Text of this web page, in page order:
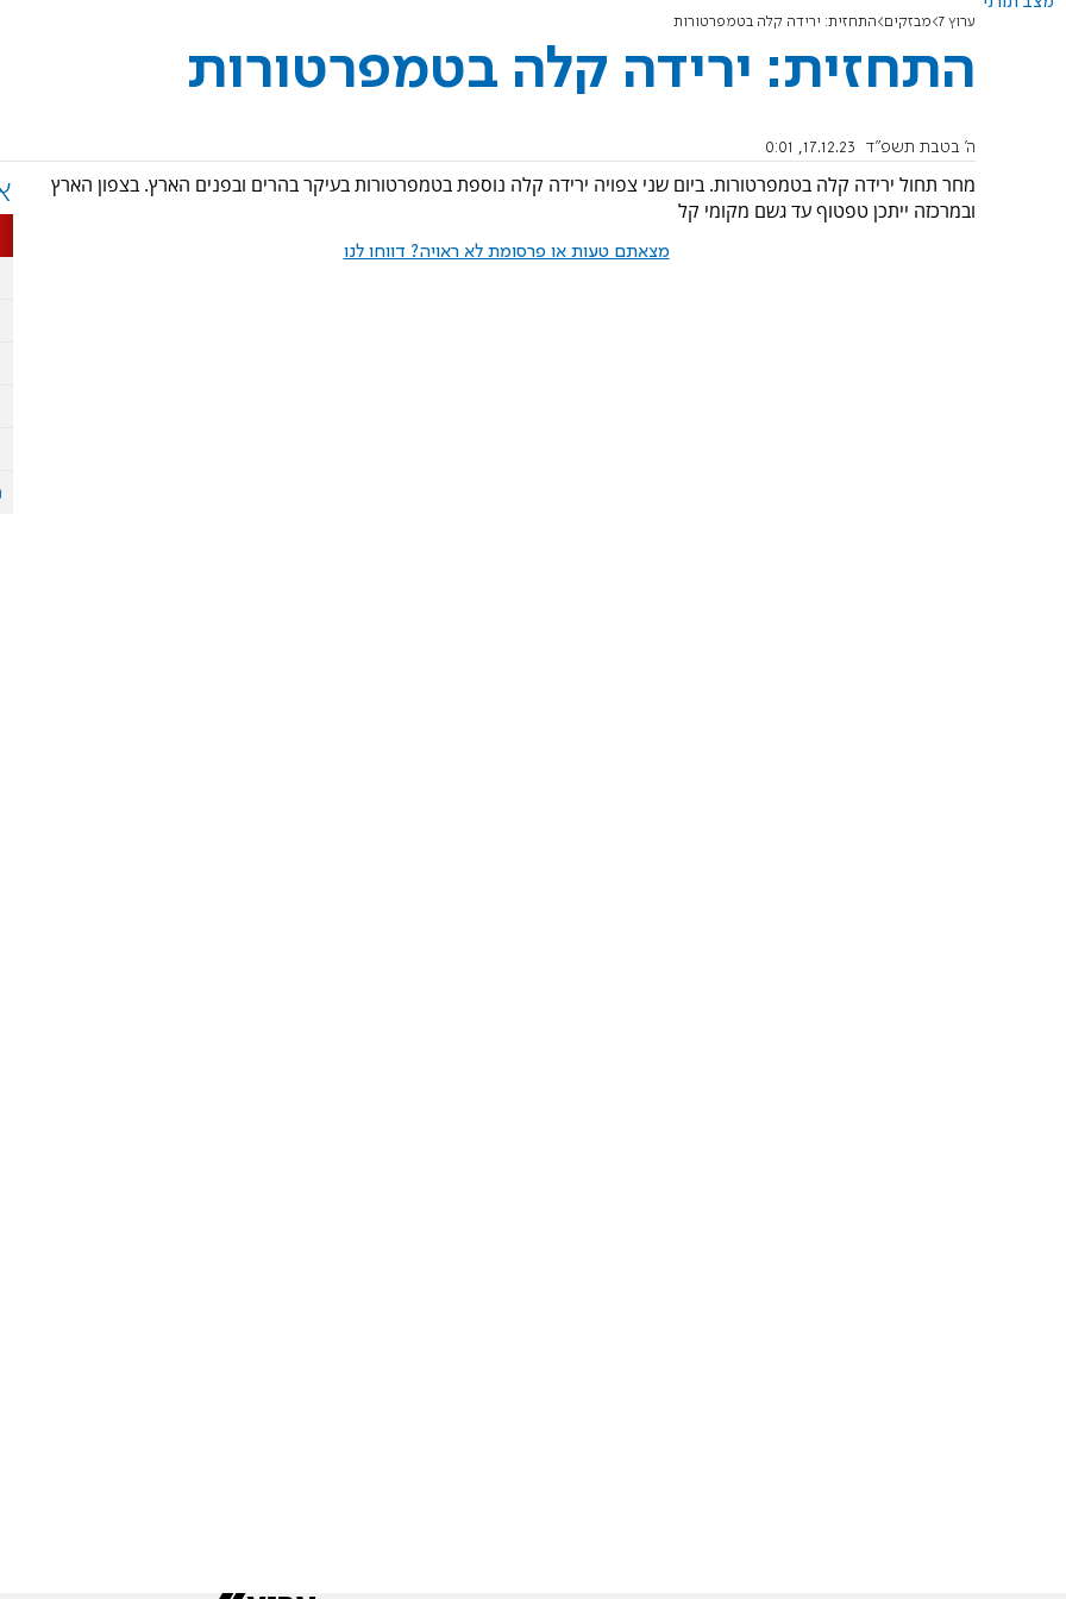
ערוץ 7 מבזקים התחזית: ירידה קלה בטמפרטורות
התחזית: ירידה קלה בטמפרטורות
ה' בטבת תשפ"ד 17.12.23, 0:01
מחר תחול ירידה קלה בטמפרטורות. ביום שני צפויה ירידה קלה נוספת בטמפרטורות בעיקר בהרים ובפנים הארץ. בצפון הארץ
ובמרכזה ייתכן טפטוף עד גשם מקומי קל
מצאתם טעות או פרסומת לא ראויה? דווחו לנו